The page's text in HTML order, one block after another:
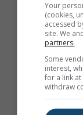
Your
(cookies,
accessed
site. We
partners.
Some
interest,
for a link
withdraw